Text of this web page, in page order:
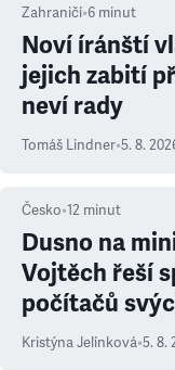
Zahraničí•6 minut
Noví íránští
jejich zabití
neví rady
Tomáš Lindner•5. 8.
Česko•12 minut
Dusno na
Vojtěch řeší
počítačů
Kristýna Jelínková•5. 8.